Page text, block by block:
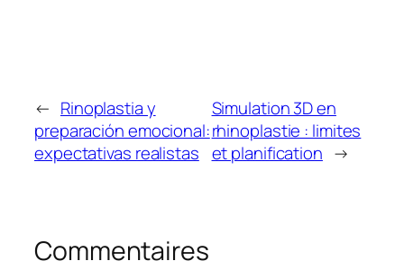
← Rinoplastia y
preparación emocional:
expectativas realistas
Simulation 3D en
rhinoplastie : limites
et planification →
Commentaires